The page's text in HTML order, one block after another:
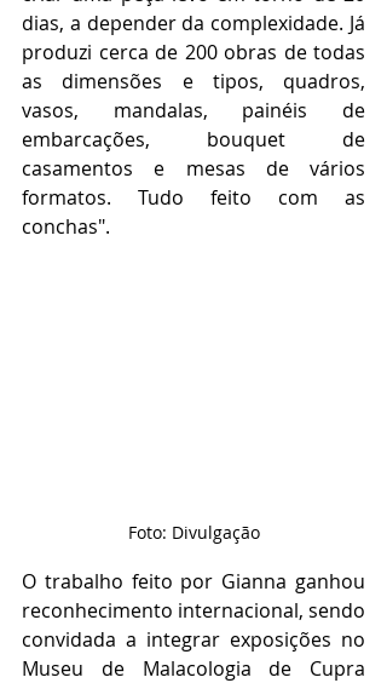
dias, a depender da complexidade. Já
produzi cerca de 200 obras de todas
as dimensões e tipos, quadros,
vasos, mandalas, painéis de
embarcações, bouquet de
casamentos e mesas de vários
formatos. Tudo feito com as
conchas".
Foto: Divulgação
O trabalho feito por Gianna ganhou
reconhecimento internacional, sendo
convidada a integrar exposições no
Museu de Malacologia de Cupra